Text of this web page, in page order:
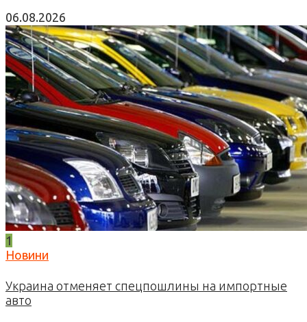
06.08.2026
1
Новини
Украина отменяет спецпошлины на импортные
авто